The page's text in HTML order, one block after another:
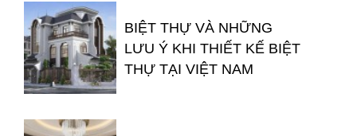
BIỆT THỰ VÀ NHỮNG
LƯU Ý KHI THIẾT KẾ BIỆT
THỰ TẠI VIỆT NAM